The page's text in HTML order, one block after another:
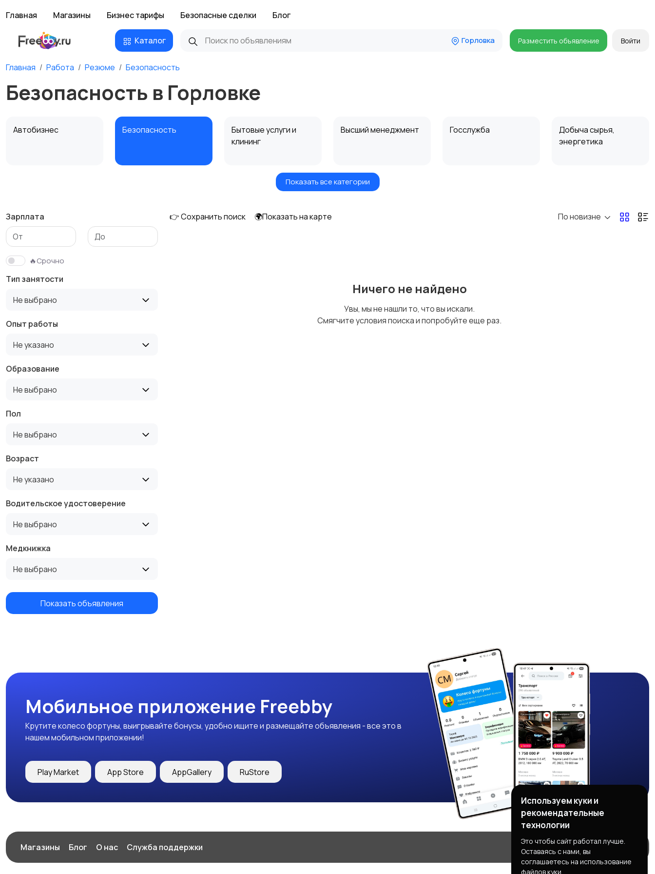
Главная Магазины Бизнес тарифы Безопасные сделки Блог
Каталог Горловка Разместить объявление Войти
Главная Работа Резюме Безопасность
Безопасность в Горловке
Автобизнес Безопасность
Бытовые услуги и
клининг
Высший менеджмент Госслужба
Добыча сырья,
энергетика
Информационные
Искусство и
Медицина Начало карьеры
Производство
Рестораны и
Показать все категории
Зарплата
🔥Срочно
Тип занятости
Не выбрано
Опыт работы
Не указано
Образование
Не выбрано
Пол
Не выбрано
Возраст
Не указано
Водительское удостоверение
Не выбрано
Медкнижка
Не выбрано
Показать объявления
👉 Сохранить поиск 🌍Показать на карте По новизне
Ничего не найдено
Увы, мы не нашли то, что вы искали.
Смягчите условия поиска и попробуйте еще раз.
Мобильное приложение Freebby
Крутите колесо фортуны, выигрывайте бонусы, удобно ищите и размещайте объявления - все это в
нашем мобильном приложении!
Play Market App Store AppGallery RuStore
Магазины Блог О нас Служба поддержки
Используем куки и
рекомендательные
технологии
Это чтобы сайт работал лучше.
Оставаясь с нами, вы
соглашаетесь на использование
файлов куки.